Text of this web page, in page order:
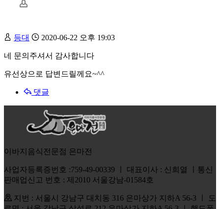
등대 2020-06-22 오후 19:03
네 문의주셔서 감사합니다
유선상으로 답변드릴께요~^^
댓글
이바지음식전문점 은마전
사업자등록증번호 :759-49-00339 ㅣ 대표이사 : 신희열 ㅣ통신
판매업신고 번호 : 제2010 서울강남-01584호
지번 : 서울시 강남구 대치동 316 은마상가 지하A 56-3 ㅣ 도